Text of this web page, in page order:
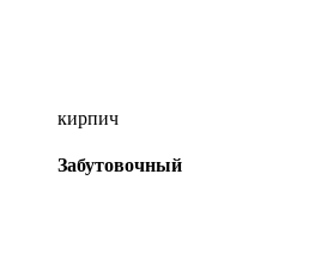
кирпич
Забутовочный